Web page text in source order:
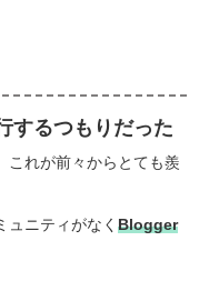
するつもりだった
、これが前々からとても羨
ニティがなく Blogger